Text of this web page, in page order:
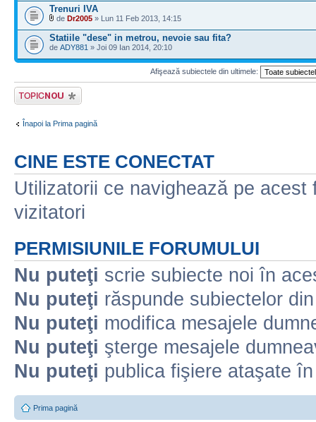
Trenuri IVA
de Dr2005 » Lun 11 Feb 2013, 14:15
Statiile "dese" in metrou, nevoie sau fita?
de ADY881 » Joi 09 Ian 2014, 20:10
Afişează subiectele din ultimele:
Scrie un subiect
nou
Înapoi la Prima pagină
CINE ESTE CONECTAT
Utilizatorii ce navighează pe
vizitatori
PERMISIUNILE FORUMULUI
Nu puteţi scrie subiecte noi în
Nu puteţi răspunde subiectelor
Nu puteţi modifica mesajele
Nu puteţi şterge mesajele
Nu puteţi publica fişiere ataşate
Prima pagină